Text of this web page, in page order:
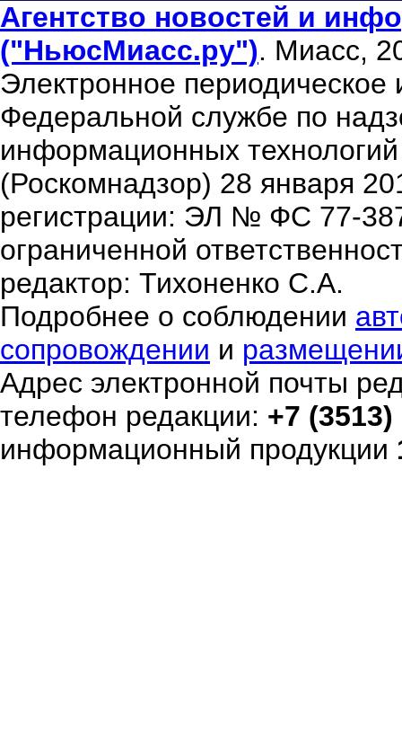
Агентство новостей и
("НьюсМиасс.ру"). Миасс,
Электронное периодическое
Федеральной службе по
информационных
(Роскомнадзор) 28 января
регистрации: ЭЛ № ФС 77-
ограниченной
редактор: Тихоненко С.А.
Подробнее о соблюдении
сопровождении и
Адрес электронной почты
телефон редакции: +7
информационный продукции